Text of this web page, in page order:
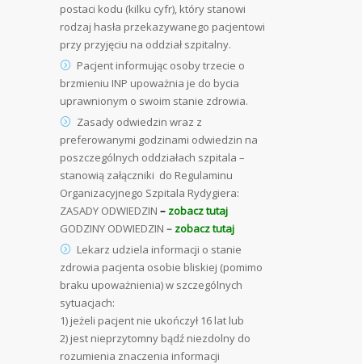
postaci kodu (kilku cyfr), który stanowi
rodzaj hasła przekazywanego pacjentowi
przy przyjęciu na oddział szpitalny.
Pacjent informując osoby trzecie o
brzmieniu INP upoważnia je do bycia
uprawnionym o swoim stanie zdrowia.
Zasady odwiedzin wraz z
preferowanymi godzinami odwiedzin na
poszczególnych oddziałach szpitala –
stanowią załączniki do Regulaminu
Organizacyjnego Szpitala Rydygiera:
ZASADY ODWIEDZIN – zobacztutaj
GODZINY ODWIEDZIN – zobacztutaj
Lekarz udziela informacji o stanie
zdrowia pacjenta osobie bliskiej (pomimo
braku upoważnienia) w szczególnych
sytuacjach:
1) jeżeli pacjent nie ukończył 16 lat lub
2) jest nieprzytomny bądź niezdolny do
rozumienia znaczenia informacji